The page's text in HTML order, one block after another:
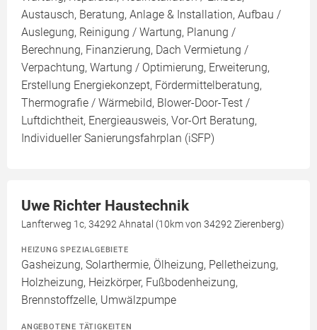
Austausch, Beratung, Anlage & Installation, Aufbau /
Auslegung, Reinigung / Wartung, Planung /
Berechnung, Finanzierung, Dach Vermietung /
Verpachtung, Wartung / Optimierung, Erweiterung,
Erstellung Energiekonzept, Fördermittelberatung,
Thermografie / Wärmebild, Blower-Door-Test /
Luftdichtheit, Energieausweis, Vor-Ort Beratung,
Individueller Sanierungsfahrplan (iSFP)
Uwe Richter Haustechnik
Lanfterweg 1c, 34292 Ahnatal (10km von 34292 Zierenberg)
HEIZUNG SPEZIALGEBIETE
Gasheizung, Solarthermie, Ölheizung, Pelletheizung,
Holzheizung, Heizkörper, Fußbodenheizung,
Brennstoffzelle, Umwälzpumpe
ANGEBOTENE TÄTIGKEITEN